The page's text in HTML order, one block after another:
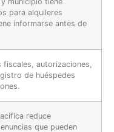
para alquileres
informarse antes de
autorizaciones,
de huéspedes
reduce
que pueden